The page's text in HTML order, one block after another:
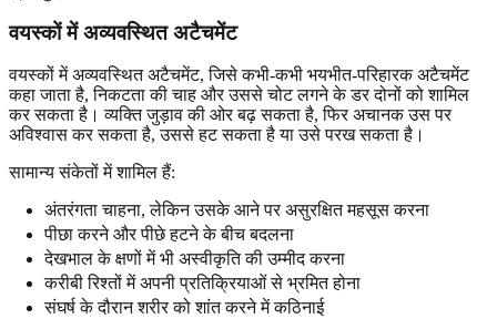
वयस्कों में अव्यवस्थित अटैचमेंट
वयस्कों में अव्यवस्थित अटैचमेंट, जिसे कभी-कभी भयभीत-परिहारक अटैचमेंट
कहा जाता है, निकटता की चाह और उससे चोट लगने के डर दोनों को शामिल
कर सकता है। व्यक्ति जुड़ाव की ओर बढ़ सकता है, फिर अचानक उस पर
अविश्वास कर सकता है, उससे हट सकता है या उसे परख सकता है।
सामान्य संकेतों में शामिल हैं:
अंतरंगता चाहना, लेकिन उसके आने पर असुरक्षित महसूस करना
पीछा करने और पीछे हटने के बीच बदलना
देखभाल के क्षणों में भी अस्वीकृति की उम्मीद करना
करीबी रिश्तों में अपनी प्रतिक्रियाओं से भ्रमित होना
संघर्ष के दौरान शरीर को शांत करने में कठिनाई